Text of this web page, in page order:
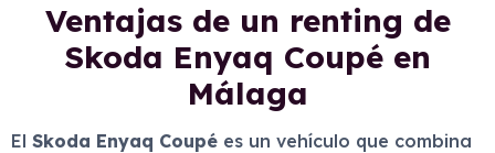
Ventajas de un renting de
Skoda Enyaq Coupé en
Málaga
El Skoda Enyaq Coupé es un vehículo que combina